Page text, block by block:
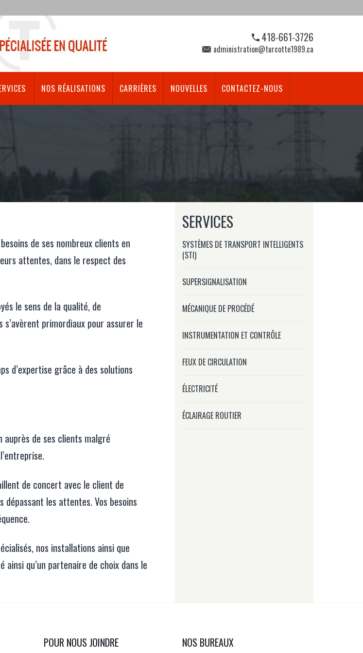
418-661-3726
administration@turcotte1989.ca
NOS RÉALISATIONS CARRIÈRES NOUVELLES CONTACTEZ-NOUS
de ses nombreux clients en
attentes, dans le respect des
le sens de la qualité, de
primordiaux pour assurer le
d’expertise grâce à des solutions
de ses clients malgré
de concert avec le client de
les attentes. Vos besoins
nos installations ainsi que
qu’un partenaire de choix dans le
SERVICES
SYSTÈMES DE TRANSPORT INTELLIGENTS
(STI)
SUPERSIGNALISATION
MÉCANIQUE DE PROCÉDÉ
INSTRUMENTATION ET CONTRÔLE
FEUX DE CIRCULATION
ÉLECTRICITÉ
ÉCLAIRAGE ROUTIER
POUR NOUS JOINDRE NOS BUREAUX